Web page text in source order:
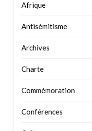
Afrique
Antisémitisme
Archives
Charte
Commémoration
Conférences